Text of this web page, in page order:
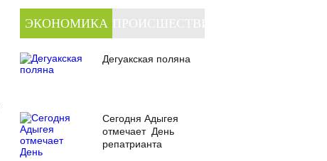
ЭКОНОМИКА
Дегуакская поляна
Сегодня Адыгея
отмечает День
репатрианта